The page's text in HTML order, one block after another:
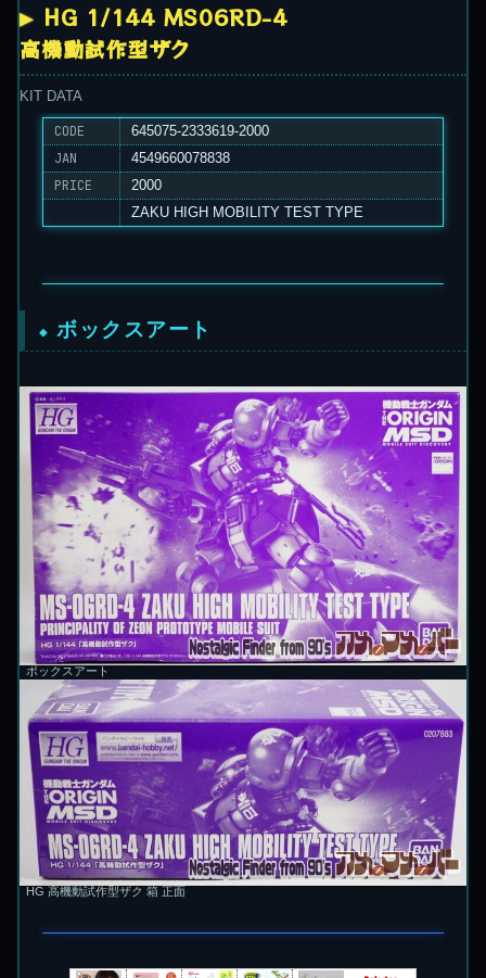
HG 1/144 MS06RD-4
高機動試作型ザク
KIT DATA
CODE 645075-2333619-2000
JAN 4549660078838
PRICE
2000
ZAKU HIGH MOBILITY TEST TYPE
ボックスアート
ボックスアート
HG 高機動試作型ザク 箱 正面